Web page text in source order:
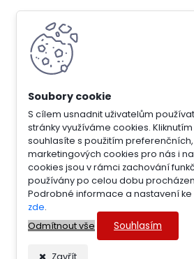
S cílem usnadnit uživatelům
stránky využíváme cookies.
souhlasíte s použitím preferenčních,
marketingových cookies pro nás i
cookies jsou v rámci zachování
používány po celou dobu
Podrobné informace a nastavení
zde.
Odmítnout vše
Souhlasím
Zavřít